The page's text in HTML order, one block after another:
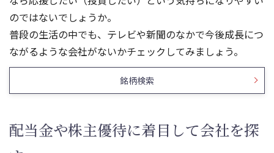
のではないでしょうか。
普段の生活の中でも、テレビや新聞のなかで今後成長につ
ながるような会社がないかチェックしてみましょう。
銘柄検索
配当金や株主優待に着目して会社を探